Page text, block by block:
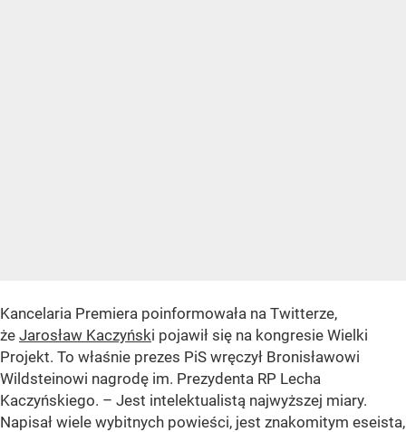
Kancelaria Premiera poinformowała na Twitterze,
że Jarosław Kaczyński pojawił się na kongresie Wielki
Projekt. To właśnie prezes PiS wręczył Bronisławowi
Wildsteinowi nagrodę im. Prezydenta RP Lecha
Kaczyńskiego. – Jest intelektualistą najwyższej miary.
Napisał wiele wybitnych powieści, jest znakomitym eseista,